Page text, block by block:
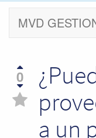
MVD
0
a un